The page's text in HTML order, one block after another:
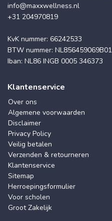
info@maxxwellness.nl
+31 204970819
KvK nummer: 66242533
BTW nummer: NL856459069B01
Iban: NL86 INGB 0005 346373
Klantenservice
Over ons
Algemene voorwaarden
Disclaimer
Privacy Policy
Veilig betalen
Verzenden & retourneren
Klantenservice
Sitemap
Herroepingsformulier
Voor scholen
Groot Zakelijk